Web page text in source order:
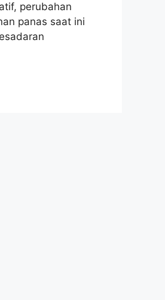
perubahan
panas saat ini